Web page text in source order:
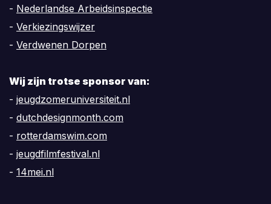
- Nederlandse Arbeidsinspectie
- Verkiezingswijzer
- Verdwenen Dorpen
Wij zijn trotse sponsor van:
- jeugdzomeruniversiteit.nl
- dutchdesignmonth.com
- rotterdamswim.com
- jeugdfilmfestival.nl
- 14mei.nl